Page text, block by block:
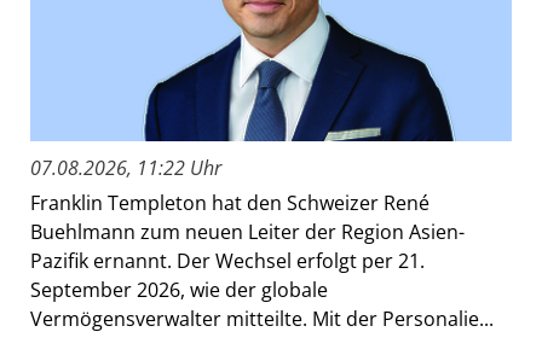
07.08.2026, 11:22 Uhr
Franklin Templeton hat den Schweizer René
Buehlmann zum neuen Leiter der Region Asien-
Pazifik ernannt. Der Wechsel erfolgt per 21.
September 2026, wie der globale
Vermögensverwalter mitteilte. Mit der Personalie...